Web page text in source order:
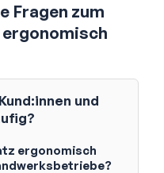
Fragen zum
und
ergonomisch